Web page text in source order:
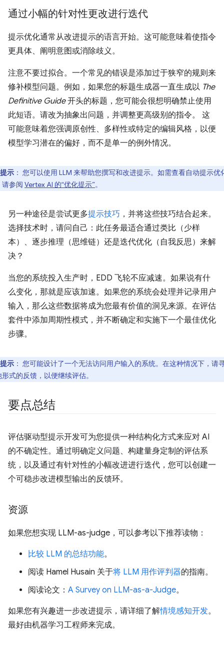
通过小幅的针对性更改进行迭代
提示优化通常从改进提示的语言开始。这可能意味着使指令
更具体、阐明意图或消除歧义。
注意不要过拟合。一个常见的错误是添加过于狭窄的规则来
修补模型问题。例如，如果您的标题生成器一直生成以 The
Definitive Guide开头的标题，您可能会很想明确禁止使用
此短语。请改为抽象出问题，并调整更高级别的指令。 这
可能意味着您强调原创性、多样性或特定的编辑风格，以便
模型学习潜在的偏好，而不是单一的例外情况。
提示 ： 您可以使用 LLM 来帮助您撰写和改进提示。如需查看自动提示优
请参阅 Vertex AI 的“优化提示”。
另一种途径是尝试更多提示技巧 ，并将这些技巧结合起来。
选择技术时，请问自己：此任务最适合通过类比（少样
本）、逐步推理（思维链）还是迭代优化（自我反思）来解
决？
当您的系统投入生产时，EDD 飞轮不应减速。如果说有什
么变化，那就是应该加速。如果您的系统会处理并记录用户
输入，那么这些数据将成为您最有价值的洞见来源。在评估
套件中添加周期性模式，并不断确定和实施下一个最佳优化
步骤。
提示 ： 您可能设计了一个无法访问用户输入的系统。在这种情况下，请
式的反馈，以便继续评估。
要点总结
评估驱动型提示开发可为您提供一种结构化方式来应对 AI
的不确定性。通过明确定义问题、构建量身定制的评估系
统，以及通过有针对性的小幅改进进行迭代，您可以创建一
个可稳步改进模型输出的反馈环。
资源
如果您想实现 LLM-as-judge，可以参考以下推荐读物：
比较 LLM 的总结功能。
阅读 Hamel Husain 关于将 LLM 用作评判器的指南。
阅读论文： A Survey on LLM-as-a-Judge。
如果您有兴趣进一步改进提示，请详细了解情境感知开发。
最好由机器学习工程师来完成。